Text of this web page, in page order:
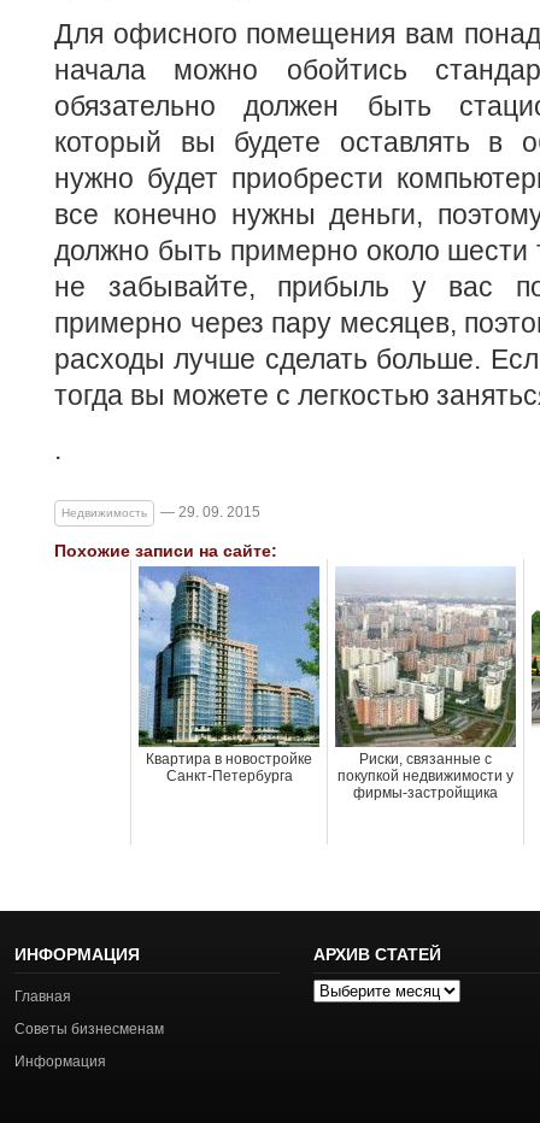
Для офисного помещения вам
начала можно обойтись
обязательно должен быть
который вы будете оставлять в
нужно будет приобрести
все конечно нужны деньги,
должно быть примерно около шести
не забывайте, прибыль у вас
примерно через пару месяцев,
расходы лучше сделать больше.
тогда вы можете с легкостью
.
Недвижимость — 29. 09. 2015
Похожие записи на сайте:
Квартира в новостройке
Санкт-Петербурга
Риски, связанные с
покупкой недвижимости у
фирмы-застройщика
ИНФОРМАЦИЯ
Главная
Советы бизнесменам
Информация
АРХИВ СТАТЕЙ
Архив